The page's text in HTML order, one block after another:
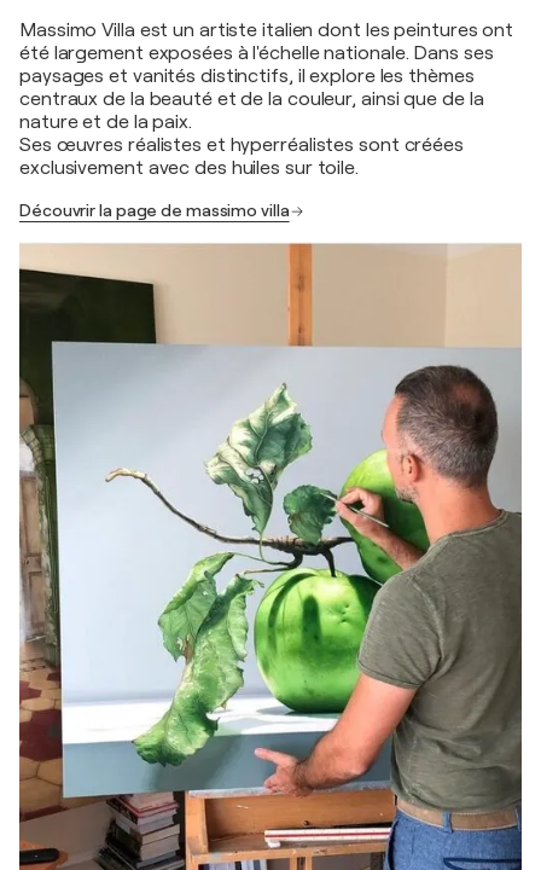
Massimo Villa est un artiste italien dont les peintures ont
été largement exposées à l'échelle nationale. Dans ses
paysages et vanités distinctifs, il explore les thèmes
centraux de la beauté et de la couleur, ainsi que de la
nature et de la paix.
Ses œuvres réalistes et hyperréalistes sont créées
exclusivement avec des huiles sur toile.
Découvrir la page de massimo villa